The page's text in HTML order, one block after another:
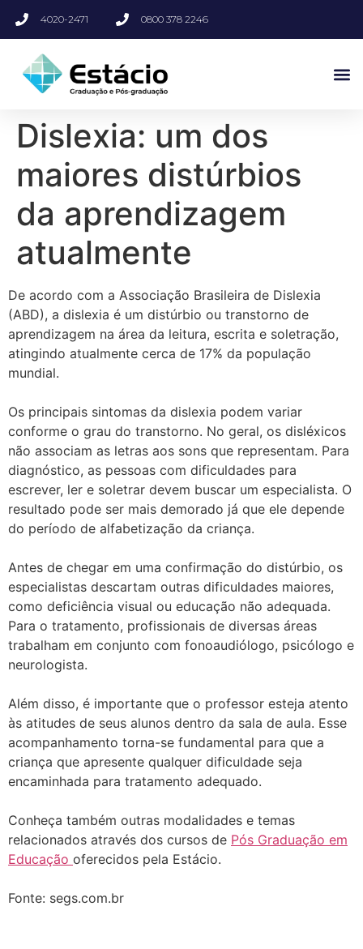
4020-2471 0800 378 2246
Dislexia: um dos
maiores distúrbios
da aprendizagem
atualmente
De acordo com a Associação Brasileira de Dislexia
(ABD), a dislexia é um distúrbio ou transtorno de
aprendizagem na área da leitura, escrita e soletração,
atingindo atualmente cerca de 17% da população
mundial.
Os principais sintomas da dislexia podem variar
conforme o grau do transtorno. No geral, os disléxicos
não associam as letras aos sons que representam. Para
diagnóstico, as pessoas com dificuldades para
escrever, ler e soletrar devem buscar um especialista. O
resultado pode ser mais demorado já que ele depende
do período de alfabetização da criança.
Antes de chegar em uma confirmação do distúrbio, os
especialistas descartam outras dificuldades maiores,
como deficiência visual ou educação não adequada.
Para o tratamento, profissionais de diversas áreas
trabalham em conjunto com fonoaudiólogo, psicólogo e
neurologista.
Além disso, é importante que o professor esteja atento
às atitudes de seus alunos dentro da sala de aula. Esse
acompanhamento torna-se fundamental para que a
criança que apresente qualquer dificuldade seja
encaminhada para tratamento adequado.
Conheça também outras modalidades e temas
relacionados através dos cursos de Pós Graduação em
Educação oferecidos pela Estácio.
Fonte: segs.com.br